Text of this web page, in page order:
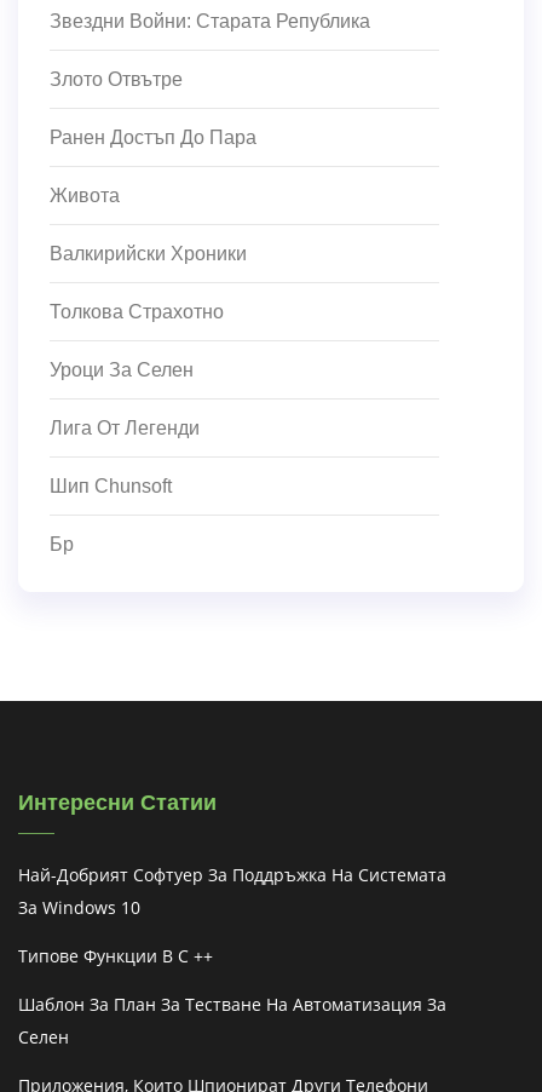
Звездни Войни: Старата Република
Злото Отвътре
Ранен Достъп До Пара
Живота
Валкирийски Хроники
Толкова Страхотно
Уроци За Селен
Лига От Легенди
Шип Chunsoft
Бр
Интересни Статии
Най-Добрият Софтуер За Поддръжка На Системата
За Windows 10
Типове Функции В C ++
Шаблон За План За Тестване На Автоматизация За
Селен
Приложения, Които Шпионират Други Телефони